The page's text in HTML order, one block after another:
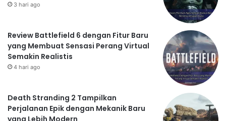
3 hari ago
Review Battlefield 6 dengan Fitur Baru
yang Membuat Sensasi Perang Virtual
Semakin Realistis
4 hari ago
Death Stranding 2 Tampilkan
Perjalanan Epik dengan Mekanik Baru
yang Lebih Modern